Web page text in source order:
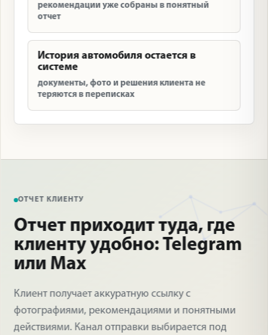
рекомендации уже собраны в понятный
отчет
История автомобиля остается в
системе
документы, фото и решения клиента не
теряются в переписках
ОТЧЕТ КЛИЕНТУ
Отчет приходит туда, где
клиенту удобно: Telegram
или Max
Клиент получает аккуратную ссылку с
фотографиями, рекомендациями и понятными
действиями. Канал отправки выбирается под